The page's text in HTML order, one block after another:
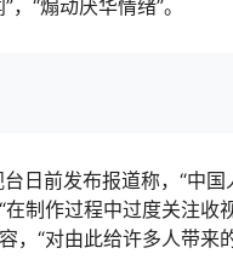
“煽动厌华情绪”。
前发布报道称，“中国
制作过程中过度关注收
，“对由此给许多人带来